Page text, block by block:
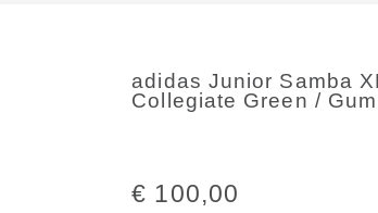
adidas Junior Samba
Collegiate Green /
€ 100,00